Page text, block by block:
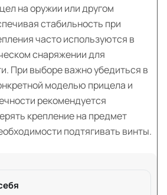
на оружии или другом
стабильность при
часто используются в
снаряжении для
При выборе важно убедиться в
моделью прицела и
рекомендуется
крепление на предмет
подтягивать винты.